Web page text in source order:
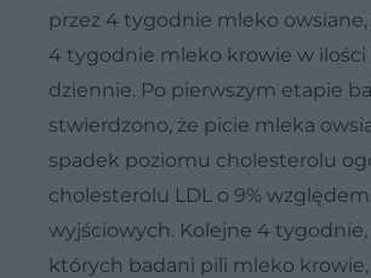
przez 4 tygodnie mleko owsiane,
4 tygodnie mleko krowie w ilości
dziennie. Po pierwszym etapie
stwierdzono, że picie mleka
spadek poziomu cholesterolu
cholesterolu LDL o 9%
wyjściowych. Kolejne 4 tygodnie,
których badani pili mleko krowie,